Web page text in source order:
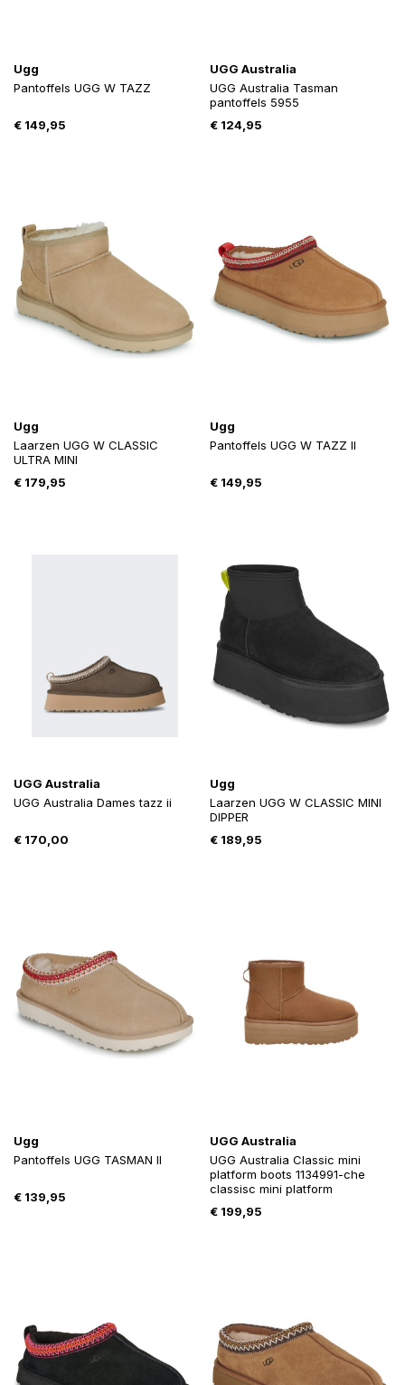
Ugg
Pantoffels UGG W TAZZ
€ 149,95
UGG Australia
UGG Australia Tasman
pantoffels 5955
€124,95
Ugg
Laarzen UGG W CLASSIC
ULTRA MINI
€ 179,95
Ugg
Pantoffels UGG W TAZZ II
€149,95
UGG Australia
UGG Australia Dames tazz ii
€ 170,00
Ugg
Laarzen UGG W CLASSIC MINI
DIPPER
€189,95
Ugg
Pantoffels UGG TASMAN II
€ 139,95
UGG Australia
UGG Australia Classic mini
platform boots 1134991-che
classisc mini platform
€199,95